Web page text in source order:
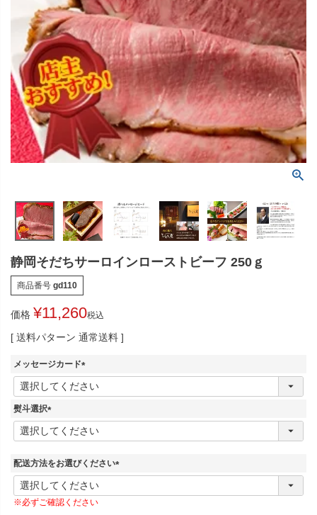
静岡そだちサーロインローストビーフ 250ｇ
商品番号 gd110
価格 ¥11,260税込
送料パターン 通常送料
メッセージカード
(
必
熨斗選択
(
必
)
配送方法をお選びください
(
※必ずご確認ください